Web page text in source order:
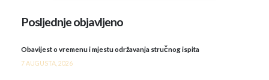
Posljednje objavljeno
Obavijest o vremenu i mjestu održavanja stručnog ispita
7 AUGUSTA, 2026